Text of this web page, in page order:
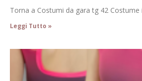
Torna a Costumi da gara tg 42 Costume
Leggi Tutto »